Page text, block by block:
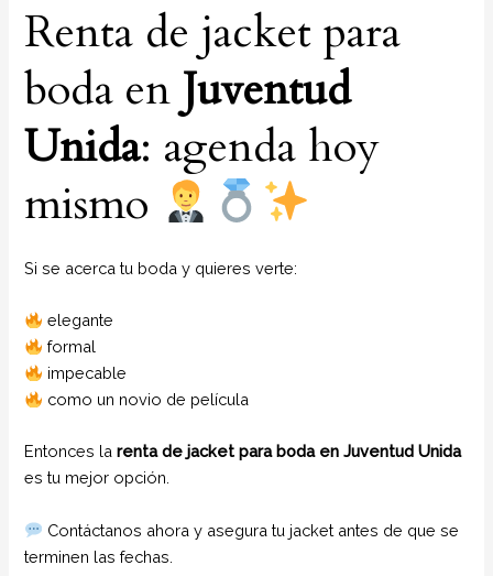
Renta de jacket para
boda en Juventud
Unida: agenda hoy
mismo
Si se acerca tu boda y quieres verte:
elegante
formal
impecable
como un novio de película
Entonces larenta de jacket para boda en Juventud Unida
es tu mejor opción.
Contáctanos ahora y asegura tu jacket antes de que se
terminen las fechas.